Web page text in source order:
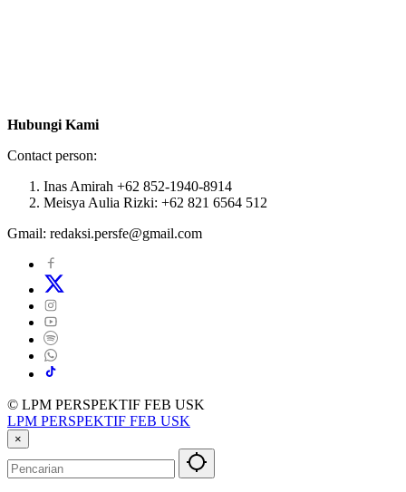
Hubungi Kami
Contact person:
Inas Amirah +62 852-1940-8914
Meisya Aulia Rizki: +62 821 6564 512
Gmail: redaksi.persfe@gmail.com
© LPM PERSPEKTIF FEB USK
LPM PERSPEKTIF FEB USK
×